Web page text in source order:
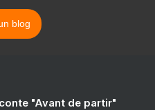
blog
"Avant de partir"